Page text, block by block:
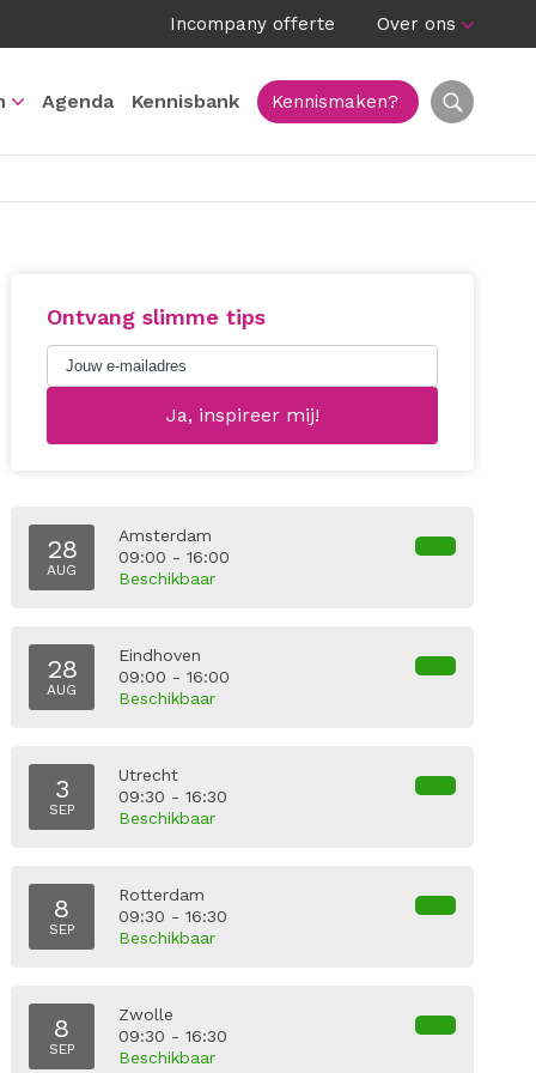
Incompany offerte Over ons
Agenda Kennisbank Kennismaken?
Ontvang slimme tips
28
AUG
Amsterdam
09:00 - 16:00
Beschikbaar
28
AUG
Eindhoven
09:00 - 16:00
Beschikbaar
3
SEP
Utrecht
09:30 - 16:30
Beschikbaar
8
SEP
Rotterdam
09:30 - 16:30
Beschikbaar
8
SEP
Zwolle
09:30 - 16:30
Beschikbaar